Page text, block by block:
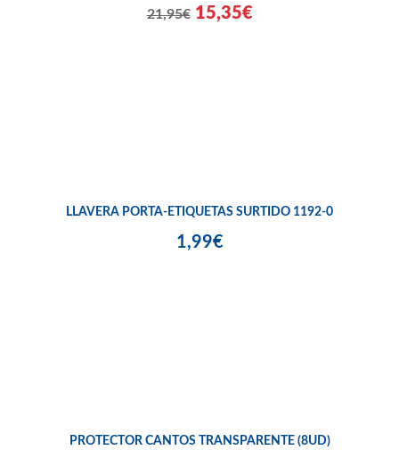
21,95€ 15,35€
LLAVERA PORTA-ETIQUETAS SURTIDO 1192-0
1,99€
PROTECTOR CANTOS TRANSPARENTE (8UD)